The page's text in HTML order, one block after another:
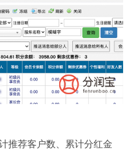
计推荐客户数、累计分红金